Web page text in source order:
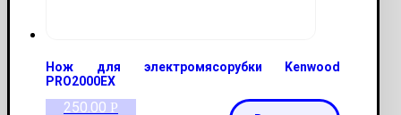
Нож для электромясорубки Kenwood
PRO2000EX
250.00 Р